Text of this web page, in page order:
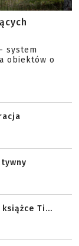
system
obiektów o
Ti...